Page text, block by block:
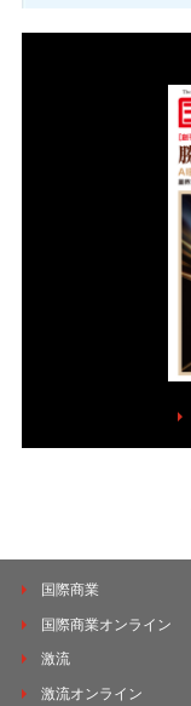
国際商業
国際商業オンライン
激流
激流オンライン